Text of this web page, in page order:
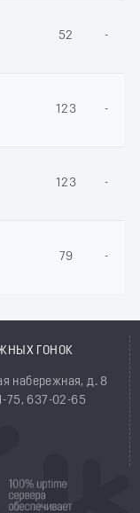
52 -
123 -
123 -
79 -
ГОНОК
набережная, д. 8
75, 637-02-65